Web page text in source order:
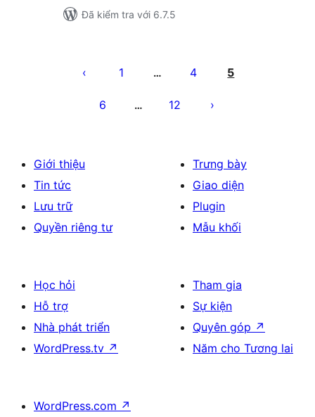
Đã kiểm tra với 6.7.5
trang
1 … 4 5
6 … 12
Giới thiệu
Tin tức
Lưu trữ
Quyền riêng tư
Trưng bày
Giao diện
Plugin
Mẫu khối
Học hỏi
Hỗ trợ
Nhà phát triển
WordPress.tv ↗
Tham gia
Sự kiện
Quyên góp ↗
Năm cho Tương lai
WordPress.com ↗